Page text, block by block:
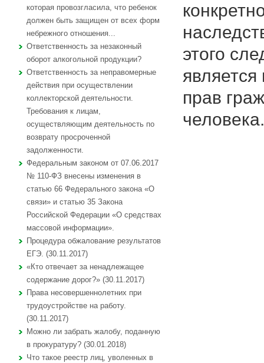
которая провозгласила, что ребенок
должен быть защищен от всех форм
небрежного отношения...
Ответственность за незаконный
оборот алкогольной продукции?
Ответственность за неправомерные
действия при осуществлении
коллекторской деятельности.
Требования к лицам,
осуществляющим деятельность по
возврату просроченной
задолженности.
Федеральным законом от 07.06.2017
№ 110-ФЗ внесены изменения в
статью 66 Федерального закона «О
связи» и статью 35 Закона
Российской Федерации «О средствах
массовой информации».
Процедура обжалование результатов
ЕГЭ. (30.11.2017)
«Кто отвечает за ненадлежащее
содержание дорог?» (30.11.2017)
Права несовершеннолетних при
трудоустройстве на работу.
(30.11.2017)
Можно ли забрать жалобу, поданную
в прокуратуру? (30.01.2018)
Что такое реестр лиц, уволенных в
этого
прав
человека.